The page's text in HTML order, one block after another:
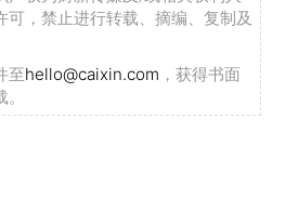
可，禁止进行转载、摘编、复制及
至hello@caixin.com ，获得书面